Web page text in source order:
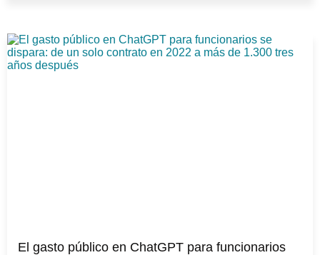
El gasto público en ChatGPT para funcionarios